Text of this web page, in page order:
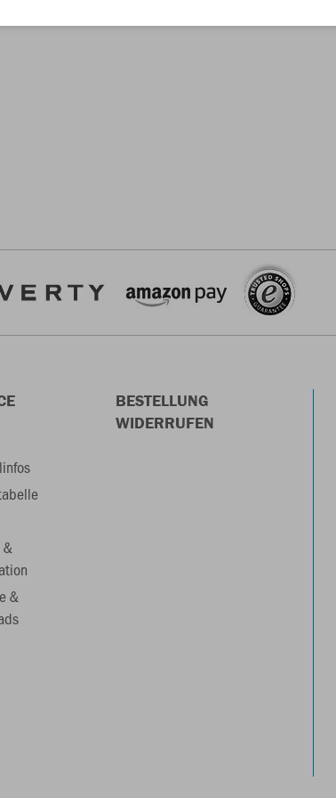
&
&
BESTELLUNG
WIDERRUFEN